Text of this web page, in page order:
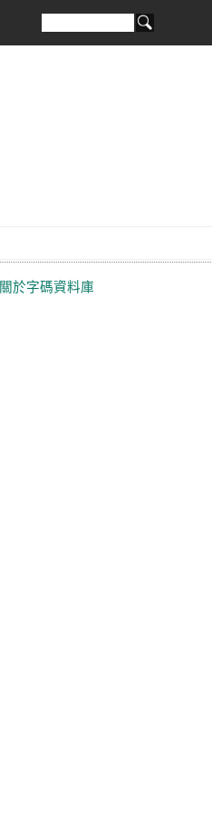
關於字碼資料庫